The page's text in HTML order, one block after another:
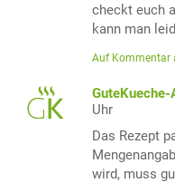
checkt euch
kann man
Auf Kommentar
GuteKueche-
Uhr
Das Rezept
wird, muss